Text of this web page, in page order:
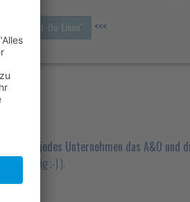
"Kennst-Du-Einen" <<<
sind für jedes Unternehmen das A&O und
und fertig ;-) ).